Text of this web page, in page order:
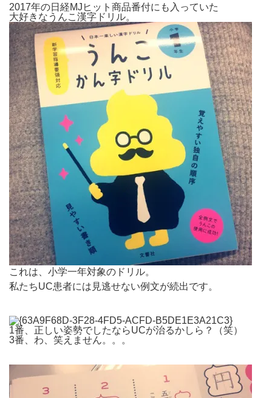
2017年の日経MJヒット商品番付にも入っていた
大好きなうんこ漢字ドリル。
これは、小学一年対象のドリル。
私たちUC患者には見逃せない例文が続出です。
1番、正しい姿勢でしたならUCが治るかしら？（笑）
3番、わ、笑えません。。。